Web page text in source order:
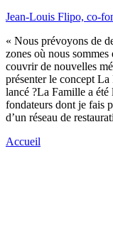
Jean-Louis Flipo, co-
« Nous prévoyons de
zones où nous sommes
couvrir de nouvelles
présenter le concept
lancé ?La Famille a été
fondateurs dont je fais
d’un réseau de
Accueil